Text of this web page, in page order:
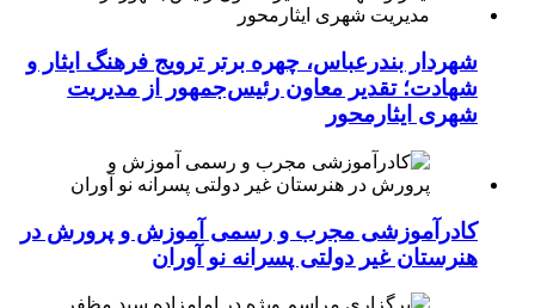
شهردار بندرعباس، چهره برتر ترویج فرهنگ ایثار و
شهادت؛ تقدیر معاون رئیس‌جمهور از مدیریت
شهری ایثارمحور
کادرآموزشی مجرب و رسمی آموزش و پرورش در
هنرستان غیر دولتی پسرانه نو آوران